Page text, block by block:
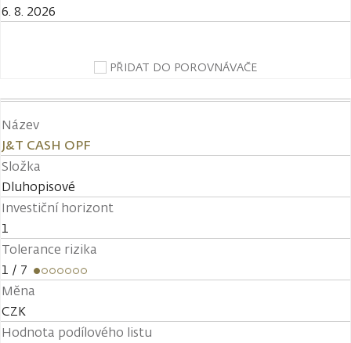
6. 8. 2026
PŘIDAT DO POROVNÁVAČE
Název
J&T CASH OPF
Složka
Dluhopisové
Investiční horizont
1
Tolerance rizika
1 / 7
Měna
CZK
Hodnota podílového listu